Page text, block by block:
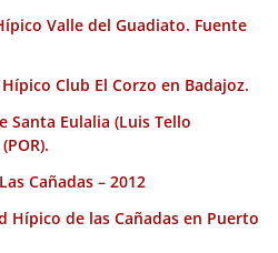
Valle del Guadiato. Fuente
Club El Corzo en Badajoz.
Santa Eulalia (Luis Tello
Cañadas – 2012
Hípico de las Cañadas en Puerto